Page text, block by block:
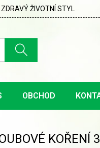
ŽIVOTNÍ STYL
OBCHOD
KOŘENÍ